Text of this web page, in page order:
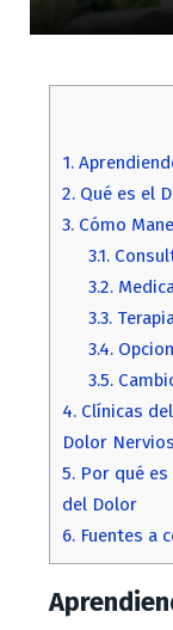
1.
2.Qué es el
3.Cómo
3.1.
3.2.
3.3.
3.4.
3.5.
4.Clínicas
Dolor
5.Por qué es
del Dolor
6.Fuentes a